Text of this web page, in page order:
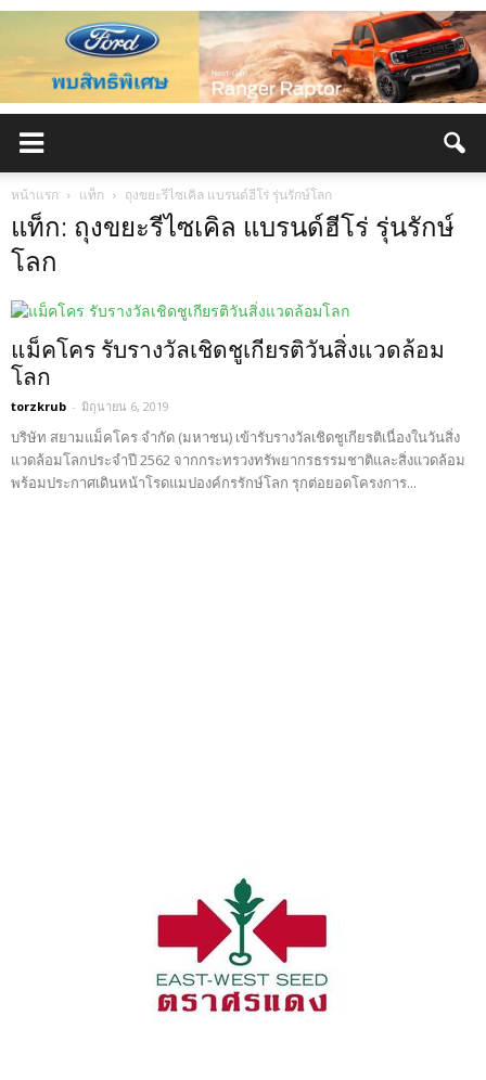
หน้าแรก แท็ก ถุงขยะรีไซเคิล แบรนด์ฮีโร่ รุ่นรักษ์โลก
แท็ก: ถุงขยะรีไซเคิล แบรนด์ฮีโร่ รุ่นรักษ์
โลก
แม็คโคร รับรางวัลเชิดชูเกียรติวันสิ่งแวดล้อม
โลก
torzkrub - มิถุนายน 6, 2019
บริษัท สยามแม็คโคร จำกัด (มหาชน) เข้ารับรางวัลเชิดชูเกียรติเนื่องในวันสิ่ง
แวดล้อมโลกประจำปี 2562 จากกระทรวงทรัพยากรธรรมชาติและสิ่งแวดล้อม
พร้อมประกาศเดินหน้าโรดแมปองค์กรรักษ์โลก รุกต่อยอดโครงการ...